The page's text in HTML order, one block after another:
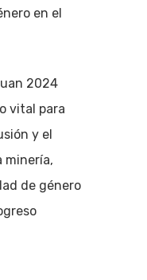
en el
2024
vital para
y el
minería,
de género